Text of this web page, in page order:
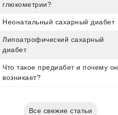
глюкометрии?
Неонатальный сахарный диабет
Липоатрофический сахарный
диабет
Что такое предиабет и почему он
возникает?
Все свежие статьи